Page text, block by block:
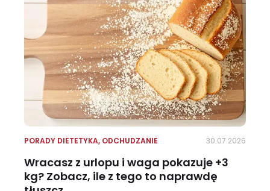
PORADY DIETETYKA, ODCHUDZANIE 30.07.2026
Wracasz z urlopu i waga pokazuje +3
kg? Zobacz, ile z tego to naprawdę